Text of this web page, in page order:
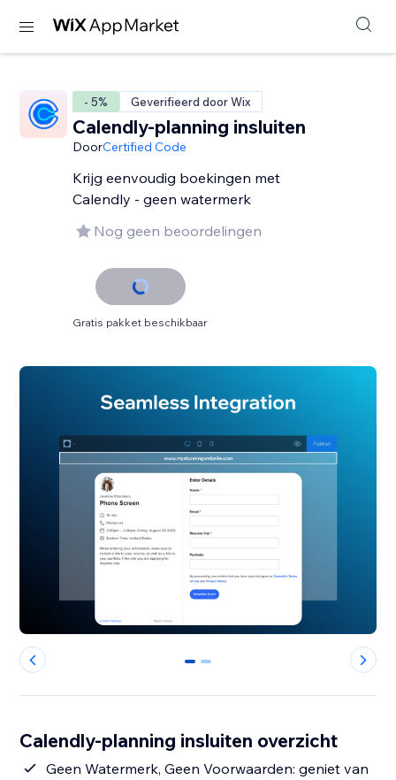
- 5% Geverifieerd door Wix
Calendly-planning insluiten
DoorCertified Code
Krijg eenvoudig boekingen met
Calendly - geen watermerk
Nog geen beoordelingen
Gratis pakket beschikbaar
0 1
Calendly-planning insluiten overzicht
Geen Watermerk, Geen Voorwaarden: geniet van